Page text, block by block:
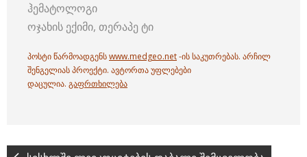
ჰემატოლოგი
ოჯახის ექიმი, თერაპე ტი
პოსტი წარმოადგენსwww.medgeo.net-ის საკუთრებას. არჩილ
შენგელიას პროექტი. ავტორთა უფლებები
დაცულია. გაფრთხილება